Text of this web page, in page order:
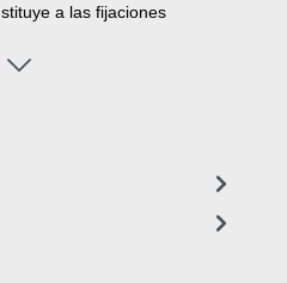
a las fijaciones
incluso superficies verticales en
metálica, ingeniería de
en las que las siliconas o
no son adecuados.